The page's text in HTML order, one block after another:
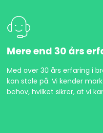
Mere end 30 års
Med over 30 års erfaring i
kan stole på. Vi kender
behov, hvilket sikrer, at vi